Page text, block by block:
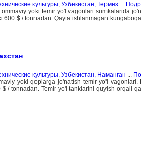
культуры, Узбекистан, Термез ...
yoki temir yo'l vagonlari sumkalarida
600 $ / tonnadan. Qayta ishlanmagan
культуры, Узбекистан, Наманган ...
yoki qoplarga jo'natish temir yo'l
/ tonnadan. Temir yo'l tanklarini quyish orqali